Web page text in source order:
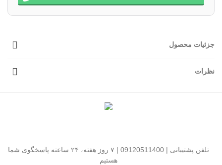
جزئیات محصول
نظرات
تلفن پشتیبانی | 09120511400 | ۷ روز هفته، ۲۴ ساعته پاسخگوی شما
هستیم